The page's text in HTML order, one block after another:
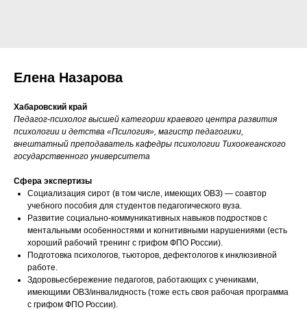
Елена Назарова
Хабаровский край
Педагог-психолог высшей категории краевого центра развития
психологии и детства «Псилогия», магистр педагогики,
внештатный преподаватель кафедры психологии Тихоокеанского
государственного университета
Сфера экспертизы
Социализация сирот (в том числе, имеющих ОВЗ) — соавтор
учебного пособия для студентов педагогического вуза.
Развитие социально-коммуникативных навыков подростков с
ментальными особенностями и когнитивными нарушениями (есть
хороший рабочий тренинг с грифом ФПО России).
Подготовка психологов, тьюторов, дефектологов к инклюзивной
работе.
Здоровьесбережение педагогов, работающих с учениками,
имеющими ОВЗ/инвалидность (тоже есть своя рабочая программа
с грифом ФПО России).